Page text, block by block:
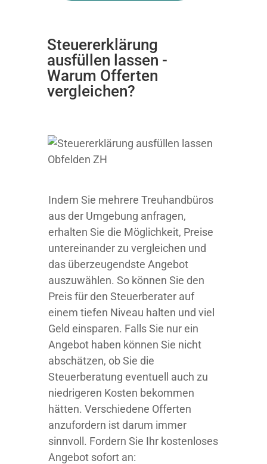
Steuererklärung
ausfüllen lassen -
Warum Offerten
vergleichen?
Indem Sie mehrere Treuhandbüros
aus der Umgebung anfragen,
erhalten Sie die Möglichkeit, Preise
untereinander zu vergleichen und
das überzeugendste Angebot
auszuwählen. So können Sie den
Preis für den Steuerberater auf
einem tiefen Niveau halten und viel
Geld einsparen. Falls Sie nur ein
Angebot haben können Sie nicht
abschätzen, ob Sie die
Steuerberatung eventuell auch zu
niedrigeren Kosten bekommen
hätten. Verschiedene Offerten
anzufordern ist darum immer
sinnvoll. Fordern Sie Ihr kostenloses
Angebot sofort an: